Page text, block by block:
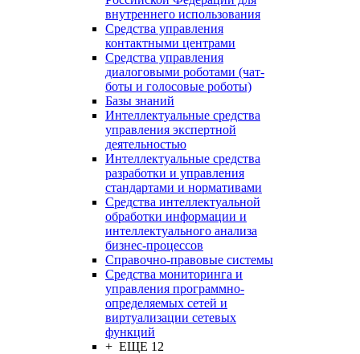
внутреннего использования
Средства управления
контактными центрами
Средства управления
диалоговыми роботами (чат-
боты и голосовые роботы)
Базы знаний
Интеллектуальные средства
управления экспертной
деятельностью
Интеллектуальные средства
разработки и управления
стандартами и нормативами
Средства интеллектуальной
обработки информации и
интеллектуального анализа
бизнес-процессов
Справочно-правовые системы
Средства мониторинга и
управления программно-
определяемых сетей и
виртуализации сетевых
функций
+ ЕЩЕ 12